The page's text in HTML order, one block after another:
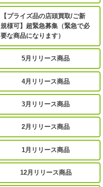
【プライズ品の店頭買取/ご新
規様可】超緊急募集（緊急で必
要な商品になります）
5月リリース商品
4月リリース商品
3月リリース商品
2月リリース商品
1月リリース商品
12月リリース商品